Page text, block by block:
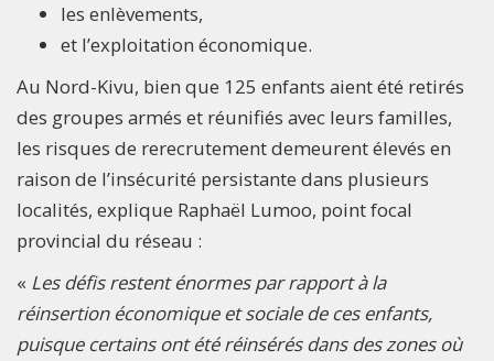
les enlèvements,
et l’exploitation économique.
Au Nord-Kivu, bien que 125 enfants aient été retirés
des groupes armés et réunifiés avec leurs familles,
les risques de rerecrutement demeurent élevés en
raison de l’insécurité persistante dans plusieurs
localités, explique Raphaël Lumoo, point focal
provincial du réseau :
« Les défis restent énormes par rapport à la
réinsertion économique et sociale de ces enfants,
puisque certains ont été réinsérés dans des zones où